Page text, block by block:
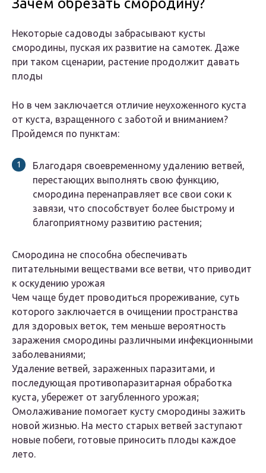
Зачем обрезать смородину?
Некоторые садоводы забрасывают кусты
смородины, пуская их развитие на самотек. Даже
при таком сценарии, растение продолжит давать
плоды
Но в чем заключается отличие неухоженного куста
от куста, взращенного с заботой и вниманием?
Пройдемся по пунктам:
Благодаря своевременному удалению ветвей,
перестающих выполнять свою функцию,
смородина перенаправляет все свои соки к
завязи, что способствует более быстрому и
благоприятному развитию растения;
Смородина не способна обеспечивать
питательными веществами все ветви, что приводит
к оскудению урожая
Чем чаще будет проводиться прореживание, суть
которого заключается в очищении пространства
для здоровых веток, тем меньше вероятность
заражения смородины различными инфекционными
заболеваниями;
Удаление ветвей, зараженных паразитами, и
последующая противопаразитарная обработка
куста, убережет от загубленного урожая;
Омолаживание помогает кусту смородины зажить
новой жизнью. На место старых ветвей заступают
новые побеги, готовые приносить плоды каждое
лето.